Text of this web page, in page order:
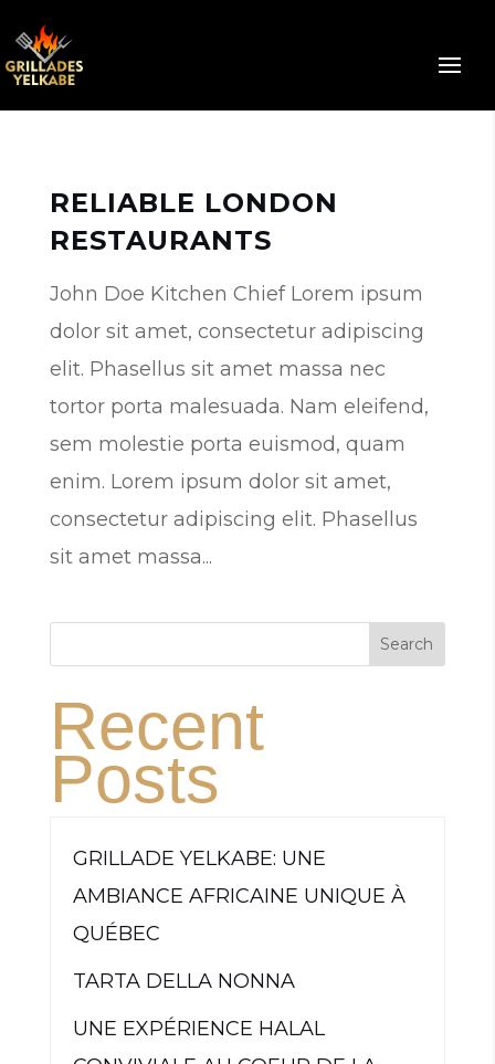
RELIABLE LONDON
RESTAURANTS
John Doe Kitchen Chief Lorem ipsum
dolor sit amet, consectetur adipiscing
elit. Phasellus sit amet massa nec
tortor porta malesuada. Nam eleifend,
sem molestie porta euismod, quam
enim. Lorem ipsum dolor sit amet,
consectetur adipiscing elit. Phasellus
sit amet massa...
Search
Recent
Posts
GRILLADE YELKABE: UNE
AMBIANCE AFRICAINE UNIQUE À
QUÉBEC
TARTA DELLA NONNA
UNE EXPÉRIENCE HALAL